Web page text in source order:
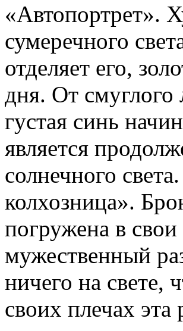
«Автопортрет».
сумеречного
отделяет его,
дня. От
густая синь
является
солнечного
колхозница».
погружена в
мужественный
ничего на свете,
своих плечах